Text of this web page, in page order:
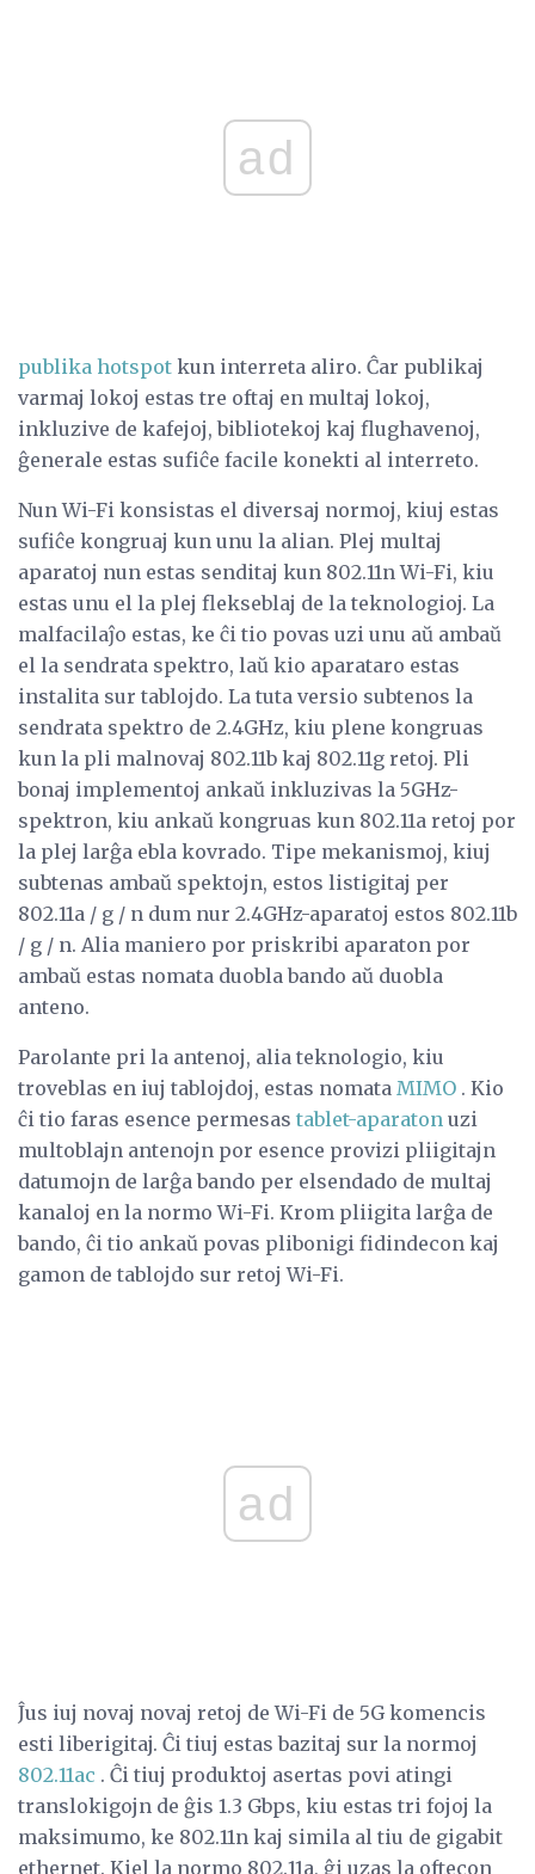
ad
publika hotspot kun interreta aliro. Ĉar publikaj
varmaj lokoj estas tre oftaj en multaj lokoj,
inkluzive de kafejoj, bibliotekoj kaj flughavenoj,
ĝenerale estas sufiĉe facile konekti al interreto.
Nun Wi-Fi konsistas el diversaj normoj, kiuj estas
sufiĉe kongruaj kun unu la alian. Plej multaj
aparatoj nun estas senditaj kun 802.11n Wi-Fi, kiu
estas unu el la plej flekseblaj de la teknologioj. La
malfacilaĵo estas, ke ĉi tio povas uzi unu aŭ ambaŭ
el la sendrata spektro, laŭ kio aparataro estas
instalita sur tablojdo. La tuta versio subtenos la
sendrata spektro de 2.4GHz, kiu plene kongruas
kun la pli malnovaj 802.11b kaj 802.11g retoj. Pli
bonaj implementoj ankaŭ inkluzivas la 5GHz-
spektron, kiu ankaŭ kongruas kun 802.11a retoj por
la plej larĝa ebla kovrado. Tipe mekanismoj, kiuj
subtenas ambaŭ spektojn, estos listigitaj per
802.11a / g / n dum nur 2.4GHz-aparatoj estos 802.11b
/ g / n. Alia maniero por priskribi aparaton por
ambaŭ estas nomata duobla bando aŭ duobla
anteno.
Parolante pri la antenoj, alia teknologio, kiu
troveblas en iuj tablojdoj, estas nomata MIMO . Kio
ĉi tio faras esence permesas tablet-aparaton uzi
multoblajn antenojn por esence provizi pliigitajn
datumojn de larĝa bando per elsendado de multaj
kanaloj en la normo Wi-Fi. Krom pliigita larĝa de
bando, ĉi tio ankaŭ povas plibonigi fidindecon kaj
gamon de tablojdo sur retoj Wi-Fi.
ad
Ĵus iuj novaj novaj retoj de Wi-Fi de 5G komencis
esti liberigitaj. Ĉi tiuj estas bazitaj sur la normoj
802.11ac . Ĉi tiuj produktoj asertas povi atingi
translokigojn de ĝis 1.3 Gbps, kiu estas tri fojoj la
maksimumo, ke 802.11n kaj simila al tiu de gigabit
ethernet. Kiel la normo 802.11a, ĝi uzas la oftecon